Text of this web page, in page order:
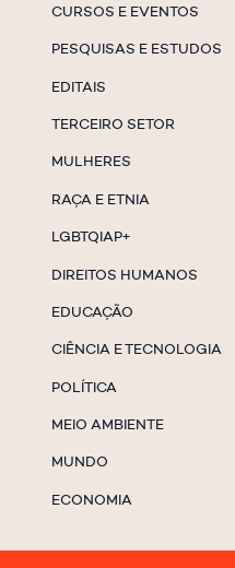
CURSOS E EVENTOS
PESQUISAS E ESTUDOS
EDITAIS
TERCEIRO SETOR
MULHERES
RAÇA E ETNIA
LGBTQIAP+
DIREITOS HUMANOS
EDUCAÇÃO
CIÊNCIA E TECNOLOGIA
POLÍTICA
MEIO AMBIENTE
MUNDO
ECONOMIA